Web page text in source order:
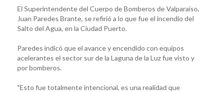
El Superintendente del Cuerpo de Bomberos de Valparaíso,
Juan Paredes Brante, se refirió a lo que fue el incendio del
Salto del Agua, en la Ciudad Puerto.
Paredes indicó que el avance y encendido con equipos
acelerantes el sector sur de la Laguna de la Luz fue visto y
por bomberos.
"Esto fue totalmente intencional, es una realidad que